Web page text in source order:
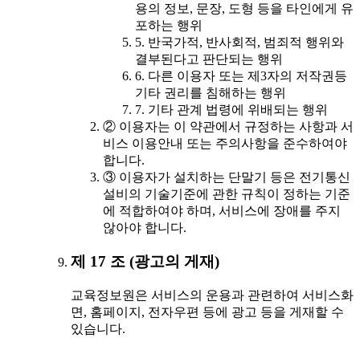
용의 정보, 문장, 도형 등을 타인에게 유
포하는 행위
5. 반국가적, 반사회적, 범죄적 행위와
결부된다고 판단되는 행위
6. 다른 이용자 또는 제3자의 저작권등
기타 권리를 침해하는 행위
7. 기타 관계 법령에 위배되는 행위
② 이용자는 이 약관에서 규정하는 사항과 서
비스 이용안내 또는 주의사항을 준수하여야
합니다.
③ 이용자가 설치하는 단말기 등은 전기통신
설비의 기술기준에 관한 규칙이 정하는 기준
에 적합하여야 하며, 서비스에 장애를 주지
않아야 합니다.
제 17 조 (광고의 게재)
교육정보원은 서비스의 운용과 관련하여 서비스화
면, 홈페이지, 전자우편 등에 광고 등을 게재할 수
있습니다.